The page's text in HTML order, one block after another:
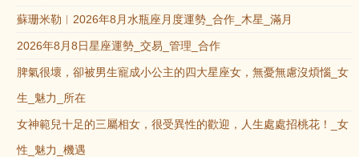
蘇珊米勒︱2026年8月水瓶座月度運勢_合作_木星_滿月
2026年8月8日星座運勢_交易_管理_合作
脾氣很壞，卻被男生寵成小公主的四大星座女，無憂無慮沒煩惱_女
生_魅力_所在
女神範兒十足的三屬相女，很受異性的歡迎，人生處處招桃花！_女
性_魅力_機遇